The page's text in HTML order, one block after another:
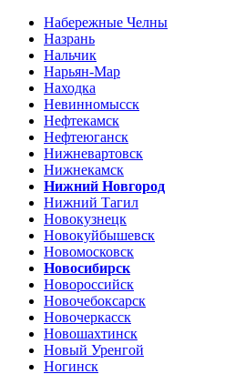
Набережные Челны
Назрань
Нальчик
Нарьян-Мар
Находка
Невинномысск
Нефтекамск
Нефтеюганск
Нижневартовск
Нижнекамск
Нижний Новгород
Нижний Тагил
Новокузнецк
Новокуйбышевск
Новомосковск
Новосибирск
Новороссийск
Новочебоксарск
Новочеркасск
Новошахтинск
Новый Уренгой
Ногинск